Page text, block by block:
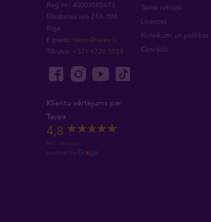
Reģ.nr.: 40003585673
Elizabetes iela 21A-103,
Rīga
E-pasts: tavex@tavex.lv
Tālrunis: +371 6720 5533
Klientu vērtējums par
Tavex
4,8
667 reviews
Tavex rekvizīti
Licences
Noteikumi un politikas
Cenrādis